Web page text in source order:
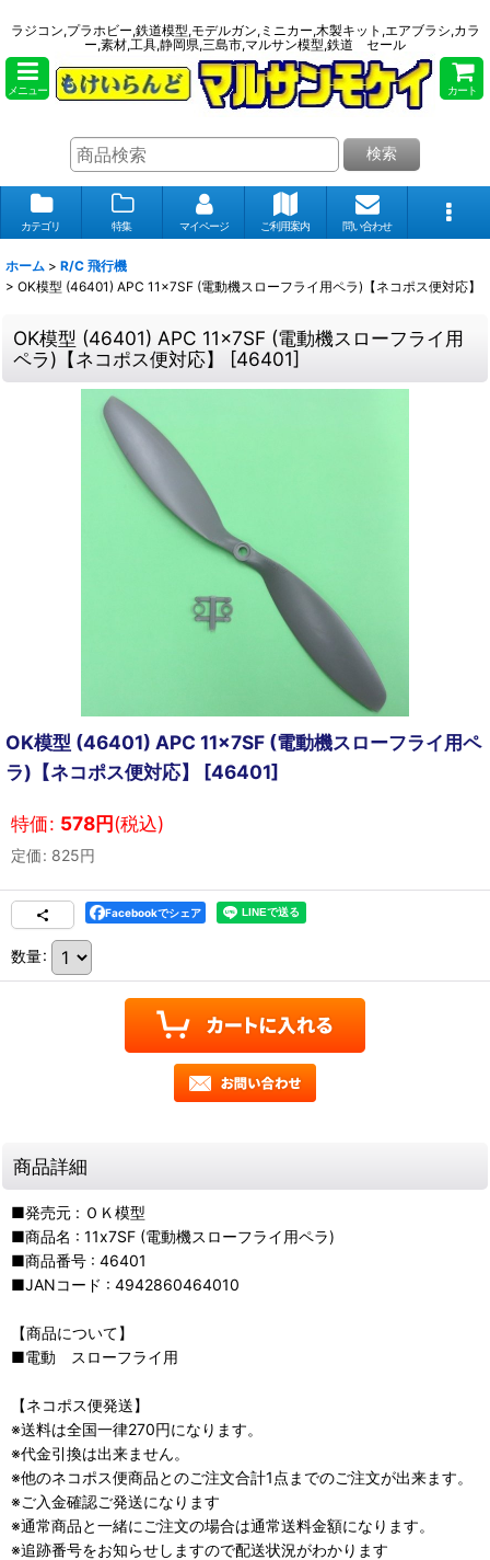
ラジコン,プラホビー,鉄道模型,モデルガン,ミニカー,木製キット,エアブラシ,カラ
ー,素材,工具,静岡県,三島市,マルサン模型,鉄道 セール
メニュー カート
検索
カテゴリ 特集 マイページ ご利用案内 問い合わせ
ホーム > R/C 飛行機
> OK模型 (46401) APC 11x7SF (電動機スローフライ用ペラ)【ネコポス便対応】
OK模型 (46401) APC 11x7SF (電動機スローフライ用
ペラ)【ネコポス便対応】 [46401]
OK模型 (46401) APC 11x7SF (電動機スローフライ用ペ
ラ)【ネコポス便対応】 [46401]
特価: 578円(税込)
定価: 825円
Facebookでシェア
数量:
商品詳細
■発売元 : ＯＫ模型
■商品名 : 11x7SF (電動機スローフライ用ペラ)
■商品番号 : 46401
■JANコード : 4942860464010
【商品について】
■電動 スローフライ用
【ネコポス便発送】
※送料は全国一律270円になります。
※代金引換は出来ません。
※他のネコポス便商品とのご注文合計1点までのご注文が出来ます。
※ご入金確認ご発送になります
※通常商品と一緒にご注文の場合は通常送料金額になります。
※追跡番号をお知らせしますので配送状況がわかります